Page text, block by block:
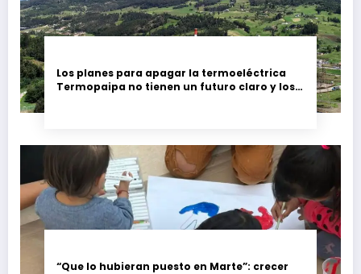
Los planes para apagar la termoeléctrica
Termopaipa no tienen un futuro claro y los
“Que lo hubieran puesto en Marte”: crecer